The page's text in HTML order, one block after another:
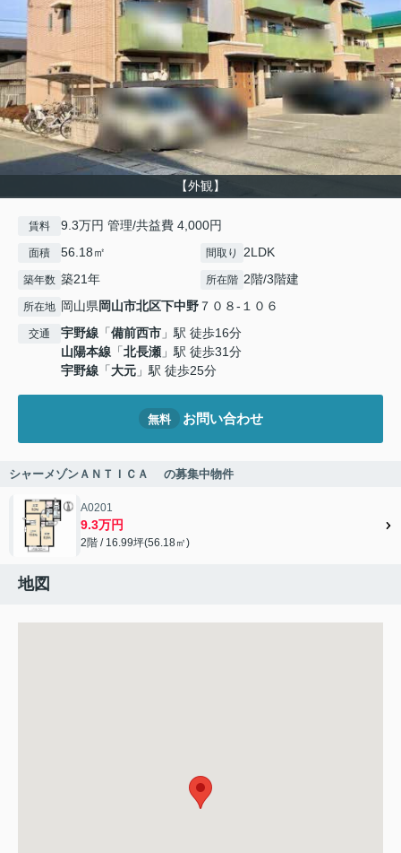
【外観】
賃料 9.3万円 管理/共益費 4,000円
面積 56.18㎡ 間取り 2LDK
築年数 築21年 所在階 2階/3階建
所在地 岡山県岡山市北区下中野 ７０８-１０６
交通 宇野線 「備前西市 」駅 徒歩16分
山陽本線 「北長瀬 」駅 徒歩31分
宇野線 「大元 」駅 徒歩25分
無料 お問い合わせ
シャーメゾンＡＮＴＩＣＡ の募集中物件
A0201
9.3万円
2階 / 16.99坪(56.18㎡)
地図